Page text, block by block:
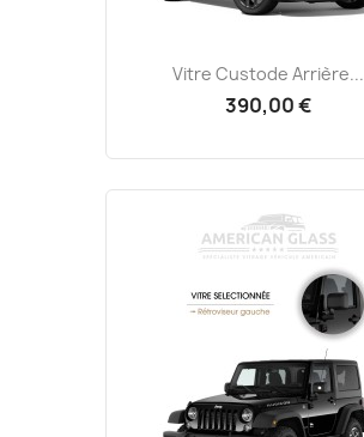
Vitre Custode Arrière...
390,00 €